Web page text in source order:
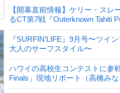
【開幕直前情報】ケリー・スレ
るCT第7戦『Outerknown Tahiti
『SURFIN’LIFE』9月号〜ツイ
大人のサーフスタイル〜
ハワイの高校生コンテストに参
Finals」現地リポート（高橋みな